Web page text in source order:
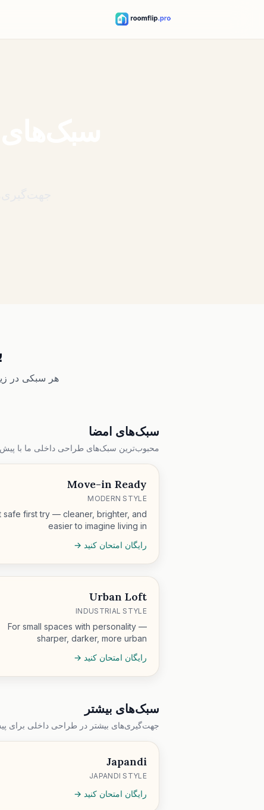
هر سبکی در
سبک‌های امضا
محبوب‌ترین سبک‌های طراحی داخلی ما با
Move-in Ready
MODERN STYLE
safe first try — cleaner, brighter, and
easier to imagine living in
رایگان امتحان کنید →
Urban Loft
INDUSTRIAL STYLE
For small spaces with personality —
sharper, darker, more urban
رایگان امتحان کنید →
سبک‌های بیشتر
جهت‌گیری‌های بیشتر در طراحی داخلی برای
Japandi
JAPANDI STYLE
رایگان امتحان کنید →